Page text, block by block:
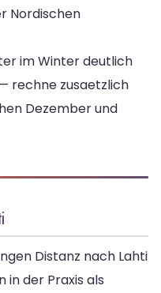
Nordischen
im Winter deutlich
rechne zusaetzlich
Dezember und
Distanz nach Lahti
in der Praxis als